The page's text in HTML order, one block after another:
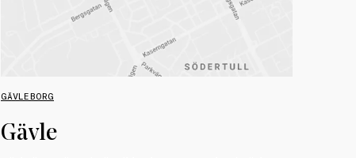
GÄVLEBORG
Gävle